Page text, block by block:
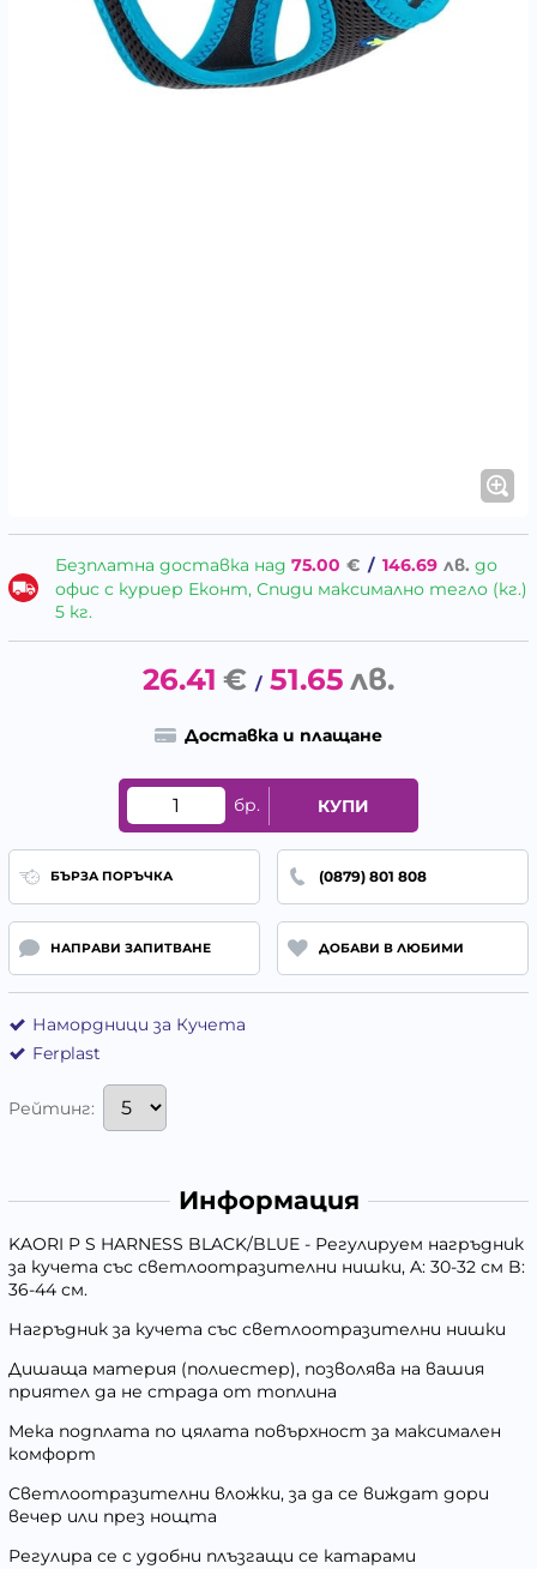
Безплатна доставка над 75.00 € / 146.69 лв. до
офис с куриер Еконт, Спиди максимално тегло (кг.)
5 кг.
26.41 € / 51.65 лв.
Доставка и плащане
бр. КУПИ
БЪРЗА ПОРЪЧКА (0879) 801 808
НАПРАВИ ЗАПИТВАНЕ ДОБАВИ В ЛЮБИМИ
Намордници за Кучета
Ferplast
Рейтинг:
Информация
KAORI P S HARNESS BLACK/BLUE - Регулируем нагръдник
за кучета със светлоотразителни нишки, A: 30-32 см B:
36-44 см.
Нагръдник за кучета със светлоотразителни нишки
Дишаща материя (полиестер), позволява на вашия
приятел да не страда от топлина
Мека подплата по цялата повърхност за максимален
комфорт
Светлоотразителни вложки, за да се виждат дори
вечер или през нощта
Регулира се с удобни плъзгащи се катарами